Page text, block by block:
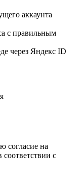
аккаунта
с правильным
через Яндекс ID
согласие на
с